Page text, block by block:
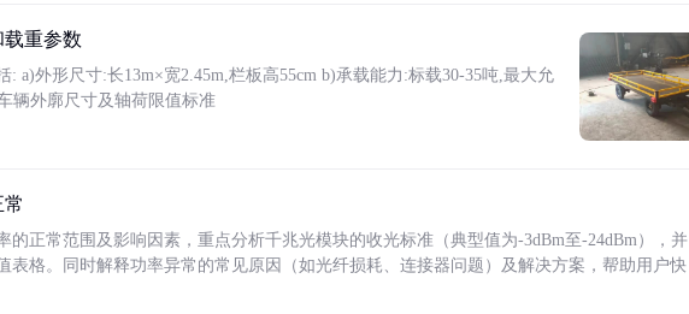
载重参数
: a)外形尺寸:长13m×宽2.45m,栏板高55cm b)承载能力:标载30-35吨,最大允
辆外廓尺寸及轴荷限值标准
的正常范围及影响因素，重点分析千兆光模块的收光标准（典型值为-3dBm至-24dBm），并
表格。同时解释功率异常的常见原因（如光纤损耗、连接器问题）及解决方案，帮助用户快